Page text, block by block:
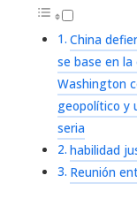
China
se base en
Washington
geopolítico y
seria
habilidad
Reunión